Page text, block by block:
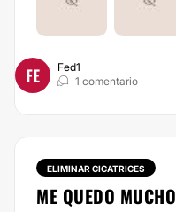
FE
Fed1
1 comentario
ELIMINAR CICATRICES
ME QUEDO